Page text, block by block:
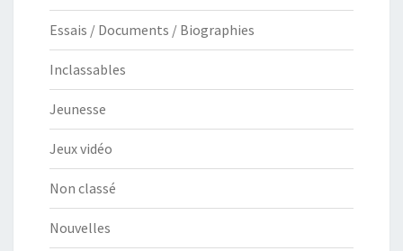
Essais / Documents / Biographies
Inclassables
Jeunesse
Jeux vidéo
Non classé
Nouvelles